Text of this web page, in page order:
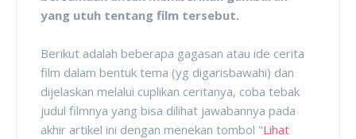
yang utuh tentang film tersebut.
Berikut adalah beberapa gagasan atau ide cerita
film dalam bentuk tema (yg digarisbawahi) dan
dijelaskan melalui cuplikan ceritanya, coba tebak
judul filmnya yang bisa dilihat jawabannya pada
akhir artikel ini dengan menekan tombol "Lihat